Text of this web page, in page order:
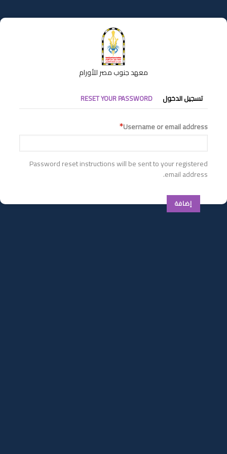
إلى
المحتوى
معهد جنوب مصر للأورام
التبويبات
الأساسية
تسجيل الدخول RESET YOUR PASSWORD
Username or email address
Password reset instructions will be sent to your registered
email address.